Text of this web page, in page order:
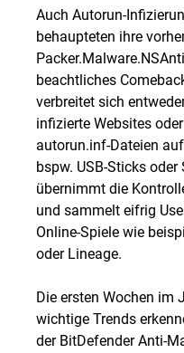
Auch Autorun-
behaupteten ihre
beachtliches
verbreitet sich
infizierte Websites oder
autorun.inf-Dateien
bspw. USB-Sticks
übernimmt die
und sammelt eifrig
Online-Spiele wie
oder Lineage.
Die ersten Wochen
wichtige Trends
der BitDefender Anti-